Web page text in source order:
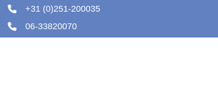
+31 (0)251-200035
06-33820070